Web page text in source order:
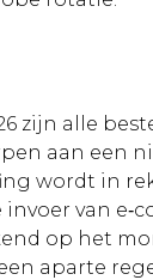
zijn alle
aan een
wordt in
van
op het
aparte